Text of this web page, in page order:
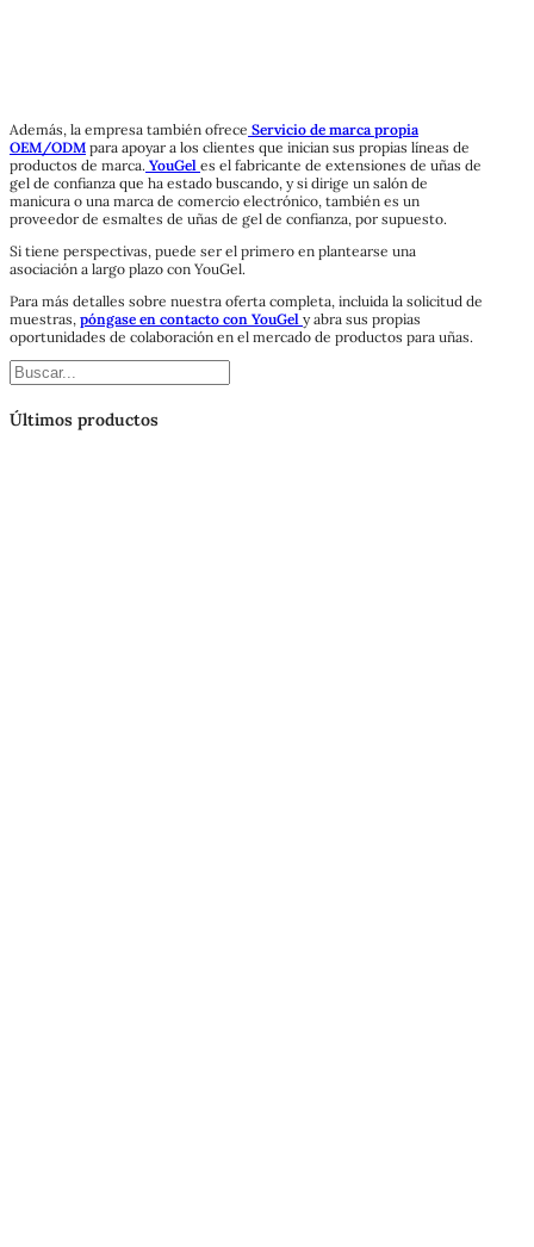
Además, la empresa también ofrece Servicio de marca propia
OEM/ODM para apoyar a los clientes que inician sus propias líneas de
productos de marca. YouGel es el fabricante de extensiones de uñas de
gel de confianza que ha estado buscando, y si dirige un salón de
manicura o una marca de comercio electrónico, también es un
proveedor de esmaltes de uñas de gel de confianza, por supuesto.
Si tiene perspectivas, puede ser el primero en plantearse una
asociación a largo plazo con YouGel.
Para más detalles sobre nuestra oferta completa, incluida la solicitud de
muestras, póngase en contacto con YouGel y abra sus propias
oportunidades de colaboración en el mercado de productos para uñas.
Buscar
Últimos productos